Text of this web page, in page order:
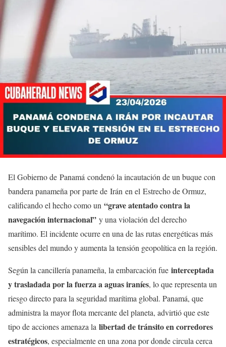
El Gobierno de Panamá condenó la incautación de un buque con
bandera panameña por parte de Irán en el Estrecho de Ormuz,
calificando el hecho como un “grave atentado contra la
navegación internacional” y una violación del derecho
marítimo. El incidente ocurre en una de las rutas energéticas más
sensibles del mundo y aumenta la tensión geopolítica en la región.
Según la cancillería panameña, la embarcación fue interceptada
y trasladada por la fuerza a aguas iraníes, lo que representa un
riesgo directo para la seguridad marítima global. Panamá, que
administra la mayor flota mercante del planeta, advirtió que este
tipo de acciones amenaza la libertad de tránsito en corredores
estratégicos, especialmente en una zona por donde circula cerca